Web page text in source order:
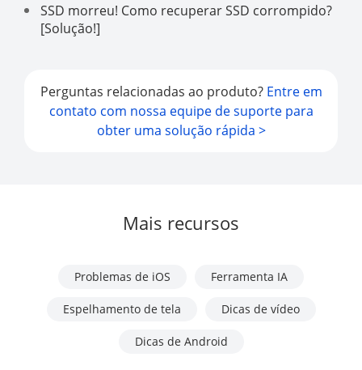
SSD morreu! Como recuperar SSD corrompido?
[Solução!]
Perguntas relacionadas ao produto? Entre em
contato com nossa equipe de suporte para
obter uma solução rápida >
Mais recursos
Problemas de iOS Ferramenta IA
Espelhamento de tela Dicas de vídeo
Dicas de Android